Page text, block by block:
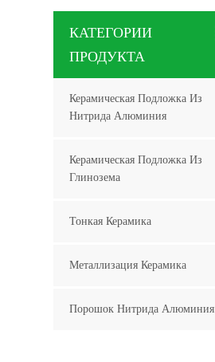
КАТЕГОРИИ
ПРОДУКТА
Керамическая Подложка Из
Нитрида Алюминия
Керамическая Подложка Из
Глинозема
Тонкая Керамика
Металлизация Керамика
Порошок Нитрида Алюминия